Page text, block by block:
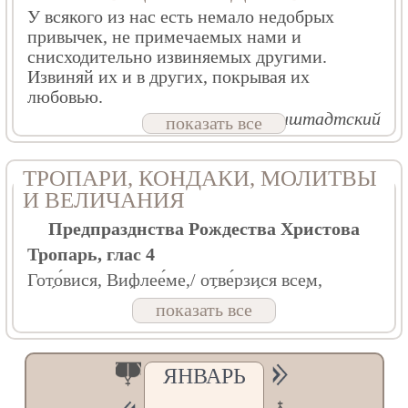
ЯНВАРЬ
У всякого из нас есть немало недобрых
привычек, не примечаемых нами и
снисходительно извиняемых другими.
Извиняй их и в других, покрывая их
любовью.
Прав. Иоанн Кронштадтский
показать все
ТРОПАРИ, КОНДАКИ, МОЛИТВЫ
И ВЕЛИЧАНИЯ
Предпразднства Рождества Христова
Тропарь, глас 4
Гото́вися, Вифлее́ме,/ отве́рзися всем,
Еде́ме,/ красу́йся, Евфра́фо,/ я́ко дре́во
живота́ в верте́пе процвете́ от Де́вы:/ рай бо
О́ноя чре́во яви́ся мы́сленный,/ в не́мже
Боже́ственный сад,/ от него́же я́дше, жи́ви
бу́дем,/ не я́коже Ада́м у́мрем.// Христо́с
ражда́ется пре́жде па́дший возста́вити о́браз.
Кондак, глас 3
показать все